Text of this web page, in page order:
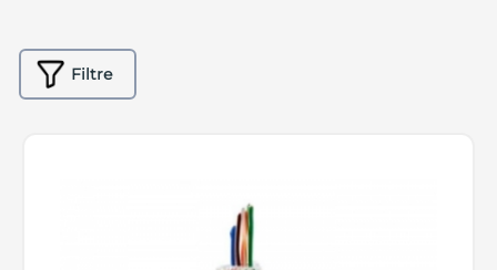
Filtre